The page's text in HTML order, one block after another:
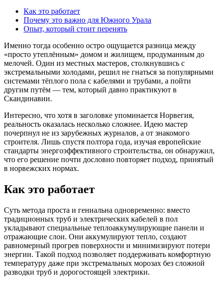
Как это работает
Почему это важно для Южного Урала
Опыт, который стоит перенять
Именно тогда особенно остро ощущается разница между
«просто утеплённым» домом и жилищем, продуманным до
мелочей. Один из местных мастеров, столкнувшись с
экстремальными холодами, решил не гнаться за популярными
системами тёплого пола с кабелями и трубами, а пойти
другим путём — тем, который давно практикуют в
Скандинавии.
Интересно, что хотя в заголовке упоминается Норвегия,
реальность оказалась несколько сложнее. Идею мастер
почерпнул не из зарубежных журналов, а от знакомого
строителя. Лишь спустя полтора года, изучая европейские
стандарты энергоэффективного строительства, он обнаружил,
что его решение почти дословно повторяет подход, принятый
в норвежских нормах.
Как это работает
Суть метода проста и гениальна одновременно: вместо
традиционных труб и электрических кабелей в пол
укладывают специальные теплоаккумулирующие панели и
отражающие слои. Они аккумулируют тепло, создают
равномерный прогрев поверхности и минимизируют потери
энергии. Такой подход позволяет поддерживать комфортную
температуру даже при экстремальных морозах без сложной
разводки труб и дорогостоящей электрики.